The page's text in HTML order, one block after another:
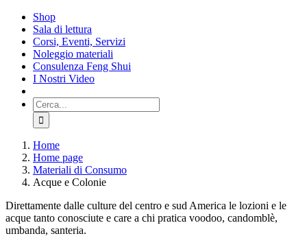
Salta
contenuto
Shop
Sala di lettura
Corsi, Eventi, Servizi
Noleggio materiali
Consulenza Feng Shui
I Nostri Video
Cerca
per:
Home
Home page
Materiali di Consumo
Acque e Colonie
Direttamente dalle culture del centro e sud America le lozioni e le
acque tanto conosciute e care a chi pratica voodoo, candomblè,
umbanda, santeria.